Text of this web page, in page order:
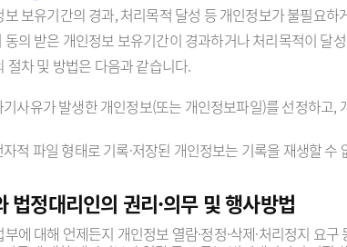
보유기간의 경과, 처리목적 달성 등 개인정보가 불필요
의 받은 개인정보 보유기간이 경과하거나 처리목적이 달
절차 및 방법은 다음과 같습니다.
사유가 발생한 개인정보(또는 개인정보파일)를 선정하고
적 파일 형태로 기록·저장된 개인정보는 기록을 재생할
법정대리인의 권리·의무 및 행사방법
에 대해 언제든지 개인정보 열람·정정·삭제·처리정지 요